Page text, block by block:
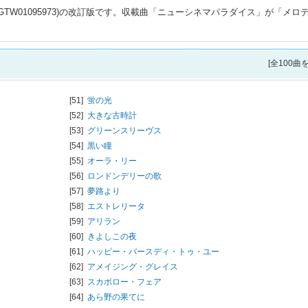
の改訂版です。収載曲「ニューシネマパラダイス」が「メロ
[全100曲
[51] 蛍の光
[52] 大きな古時計
[53] グリーンスリーヴス
[54] 黒い瞳
[55] オーラ・リー
[56] ロンドンデリーの歌
[57] 夢路より
[58] エストレリータ
[59] アリラン
[60] きよしこの夜
[61] ハッピー・バースディ・トゥ・ユー
[62] アメイジング・グレイス
[63] スカボロー・フェア
[64] あら野の果てに